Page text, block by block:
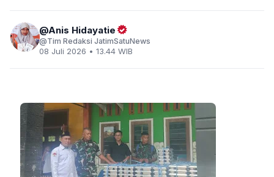
Anis Hidayatie
Tim Redaksi JatimSatuNews
08 Juli 2026 • 13.44 WIB